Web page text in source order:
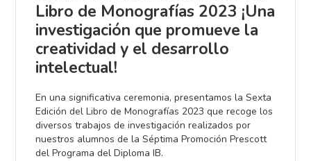
Libro de Monografías 2023 ¡Una
investigación que promueve la
creatividad y el desarrollo
intelectual!
En una significativa ceremonia, presentamos la Sexta
Edición del Libro de Monografías 2023 que recoge los
diversos trabajos de investigación realizados por
nuestros alumnos de la Séptima Promoción Prescott
del Programa del Diploma IB.